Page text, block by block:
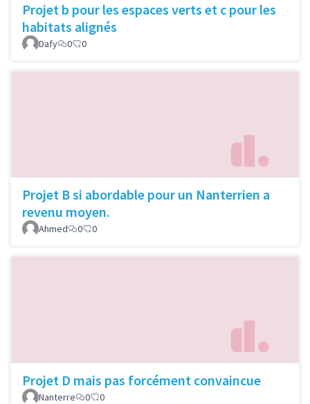
Projet b pour les espaces verts et c pour les
habitats alignés
Dafy 0 0
Projet B si abordable pour un Nanterrien a
revenu moyen.
Ahmed 0 0
Projet D mais pas forcément convaincue
Nanterre 0 0